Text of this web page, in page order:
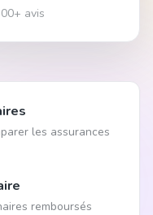
avis
les assurances
remboursés